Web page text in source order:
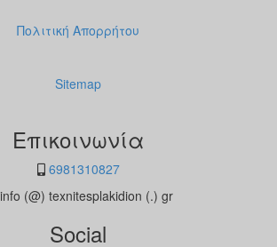
Πολιτική Απορρήτου
Sitemap
Επικοινωνία
6981310827
(@) texnitesplakidion (.) gr
Social